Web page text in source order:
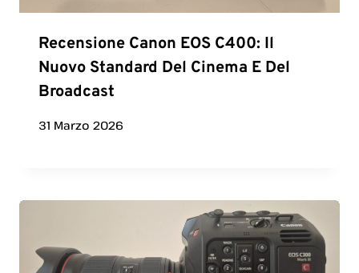
Recensione Canon EOS C400: Il
Nuovo Standard Del Cinema E Del
Broadcast
31 Marzo 2026